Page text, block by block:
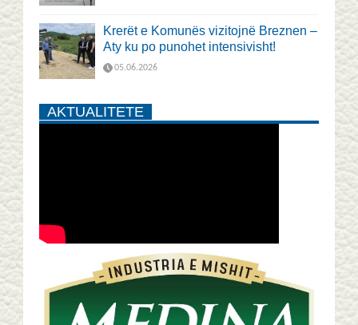
Krerët e Komunës vizitojnë Breznen –
Aty ku po punohet intensivisht!
05.06.2026
AKTUALITETE